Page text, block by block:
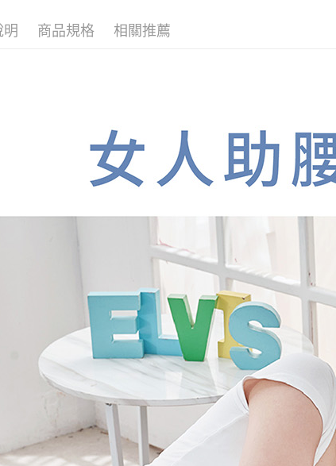
明 商品規格 相關推薦